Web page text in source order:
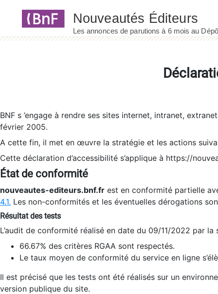
BNF s ’engage à rendre ses sites internet, intranet,
février 2005.
A cette fin, il met en œuvre la stratégie et les actions
Cette déclaration d’accessibilité s’applique à https://
État de conformité
nouveautes-editeurs.bnf.fr est en conformité partielle
4.1. Les non-conformités et les éventuelles dérogations
Résultat des tests
L’audit de conformité réalisé en date du 09/11/2022 par
66.67% des critères RGAA sont respectés.
Le taux moyen de conformité du service en ligne
Il est précisé que les tests ont été réalisés sur un
version publique du site.